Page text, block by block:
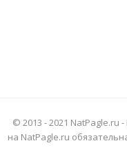
© 2013 - 2021 NatPagle.ru
на NatPagle.ru